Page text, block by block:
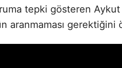
tepki gösteren
aranmaması gerektiğini